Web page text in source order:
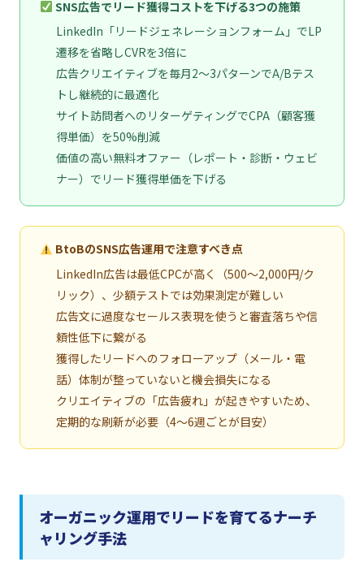
SNS広告でリード獲得コストを下げる3つの施策
LinkedIn「リードジェネレーションフォーム」でLP
遷移を省略しCVRを3倍に
広告クリエイティブを毎月2〜3パターンでA/Bテス
トし継続的に最適化
サイト訪問者へのリターゲティングでCPA（顧客獲
得単価）を50%削減
価値の高い無料オファー（レポート・診断・ウェビ
ナー）でリード獲得単価を下げる
BtoBのSNS広告運用で注意すべき点
LinkedIn広告は最低CPCが高く（500〜2,000円/ク
リック）、少額テストでは効果測定が難しい
広告文に過度なセールス表現を使うと審査落ちや信
頼性低下に繋がる
獲得したリードへのフォローアップ（メール・電
話）体制が整っていないと機会損失になる
クリエイティブの「広告疲れ」が起きやすいため、
定期的な刷新が必要（4〜6週ごとが目安）
オーガニック運用でリードを育てるナーチ
ャリング手法